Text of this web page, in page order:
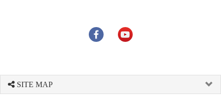
SITE MAP